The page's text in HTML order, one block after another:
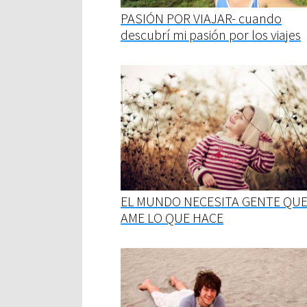
PASIÓN POR VIAJAR- cuando
descubrí mi pasión por los viajes
EL MUNDO NECESITA GENTE QUE
AME LO QUE HACE